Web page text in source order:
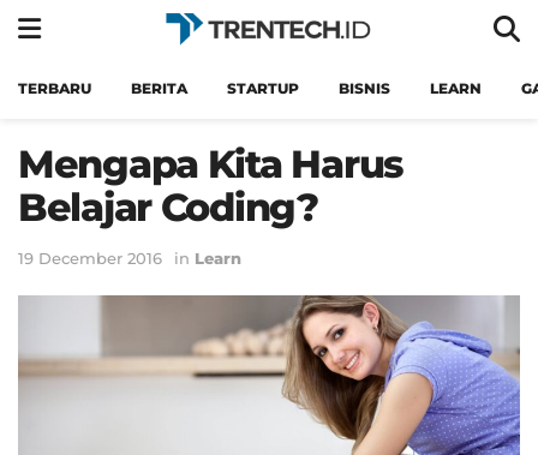
TERBARU BERITA STARTUP BISNIS LEARN
Mengapa Kita Harus
Belajar Coding?
19 December 2016 in Learn